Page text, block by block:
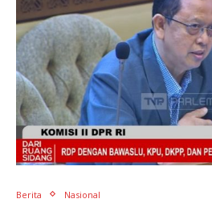
Berita Nasional